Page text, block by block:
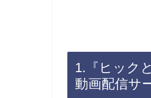
1.『ヒック
動画配信サ